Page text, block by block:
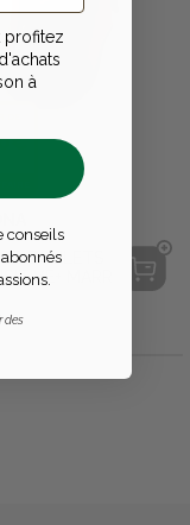
BOULETS
MARR
en livraison
profitez
à
conseils
abonnés
des